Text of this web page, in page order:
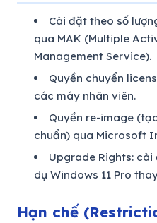
Cài đặt theo số
qua MAK (Multiple
Management Service).
Quyền chuyển
các máy nhân viên.
Quyền re-image
chuẩn) qua Microsoft
Upgrade Rights:
dụ Windows 11 Pro
Hạn chế